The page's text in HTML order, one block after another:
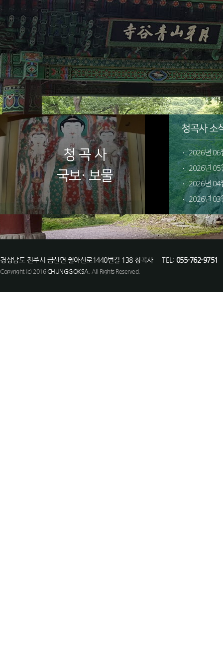
청 곡 사
국보· 보물
청곡사 소
2026년 06
2026년 05
2026년 04
2026년 03
경상남도 진주시 금산면 월아산로1440번길 138 청곡사 TEL: 055-762-9751
Copyright (c) 2016CHUNGGOKSA . All Rights Reserved.